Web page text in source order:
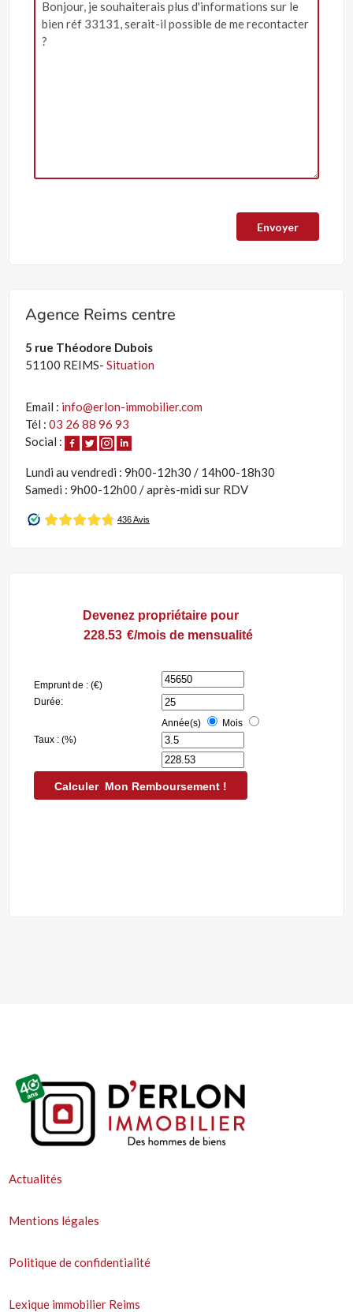
Agence Reims centre
5 rue Théodore Dubois
51100 REIMS-Situation
Email : info@erlon-immobilier.com
Tél :03 26 88 96 93
Social :
Lundi au vendredi : 9h00-12h30 / 14h00-18h30
Samedi : 9h00-12h00 / après-midi sur RDV
Actualités
Mentions légales
Politique de confidentialité
Lexique immobilier Reims